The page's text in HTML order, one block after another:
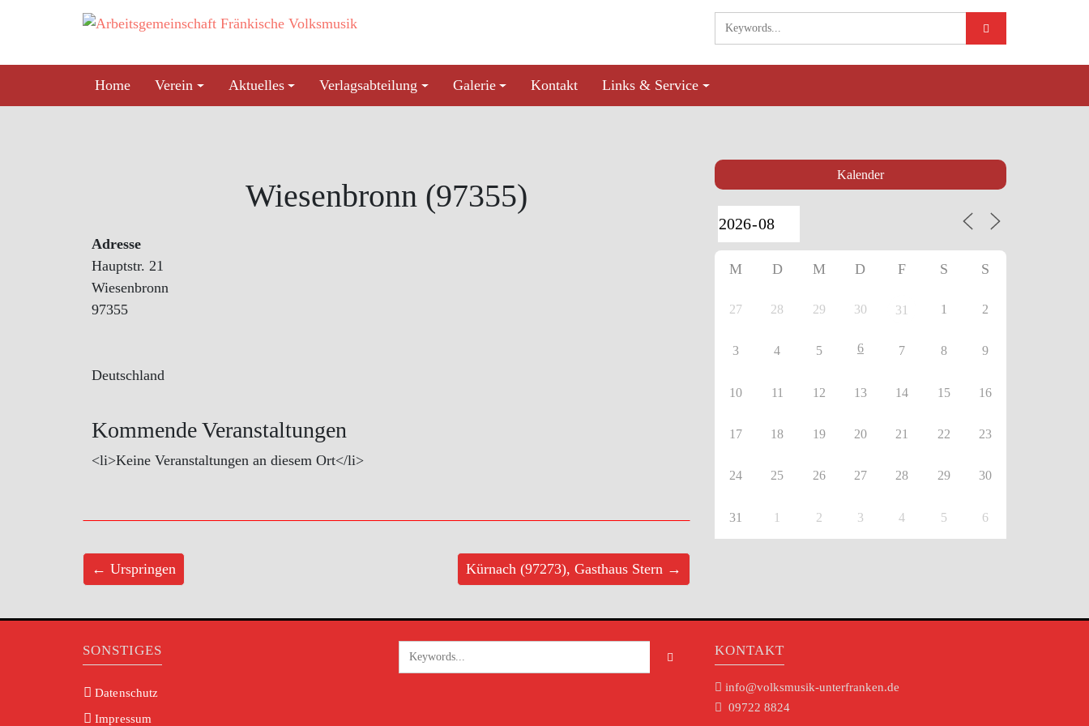
Home
Verein Aktuelles Verlagsabteilung Galerie Kontakt Links & Service
Wiesenbronn (97355)
Adresse
Hauptstr. 21
Wiesenbronn
97355
Deutschland
Kommende Veranstaltungen
<li>Keine Veranstaltungen an diesem Ort</li>
← Urspringen Kürnach (97273), Gasthaus Stern →
Kalender
M D M D F S S
27 28 29 30 31 1 2
3 4 5 6 7 8 9
10 11 12 13 14 15 16
17 18 19 20 21 22 23
24 25 26 27 28 29 30
31 1 2 3 4 5 6
SONSTIGES
Datenschutz
Impressum
KONTAKT
info@volksmusik-unterfranken.de
09722 8824